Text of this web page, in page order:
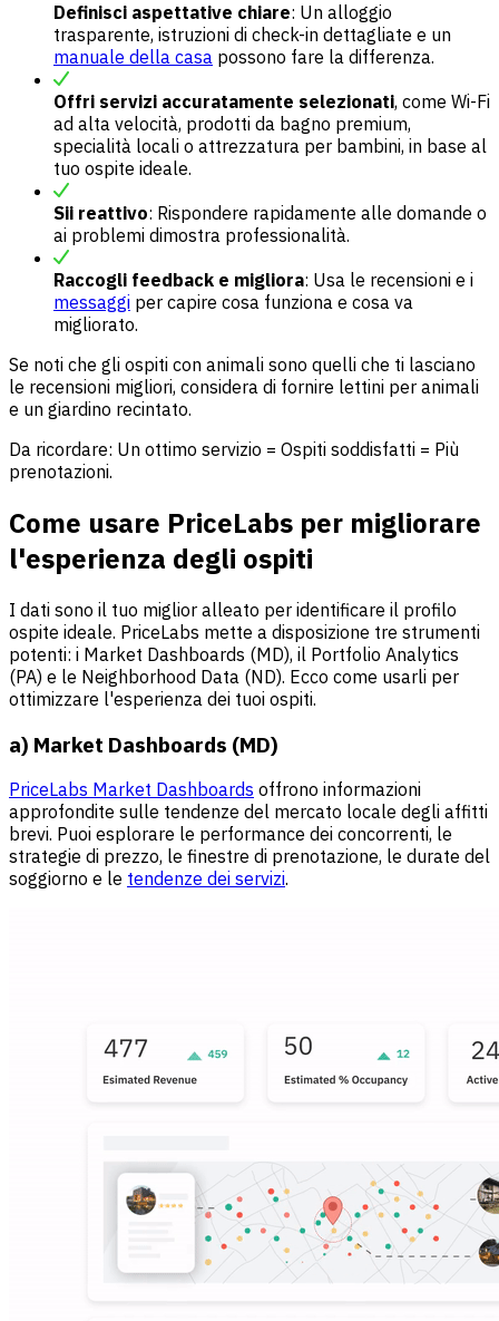
Definisci aspettative chiare: Un alloggio
trasparente, istruzioni di check-in dettagliate e un
manuale della casa possono fare la differenza.
Offri servizi accuratamente selezionati, come Wi-Fi
ad alta velocità, prodotti da bagno premium,
specialità locali o attrezzatura per bambini, in base al
tuo ospite ideale.
Sii reattivo: Rispondere rapidamente alle domande o
ai problemi dimostra professionalità.
Raccogli feedback e migliora: Usa le recensioni e i
messaggi per capire cosa funziona e cosa va
migliorato.
Se noti che gli ospiti con animali sono quelli che ti lasciano
le recensioni migliori, considera di fornire lettini per animali
e un giardino recintato.
Da ricordare: Un ottimo servizio = Ospiti soddisfatti = Più
prenotazioni.
Come usare PriceLabs per migliorare
l'esperienza degli ospiti
I dati sono il tuo miglior alleato per identificare il profilo
ospite ideale. PriceLabs mette a disposizione tre strumenti
potenti: i Market Dashboards (MD), il Portfolio Analytics
(PA) e le Neighborhood Data (ND). Ecco come usarli per
ottimizzare l'esperienza dei tuoi ospiti.
a) Market Dashboards (MD)
PriceLabs Market Dashboards offrono informazioni
approfondite sulle tendenze del mercato locale degli affitti
brevi. Puoi esplorare le performance dei concorrenti, le
strategie di prezzo, le finestre di prenotazione, le durate del
soggiorno e le tendenze dei servizi.